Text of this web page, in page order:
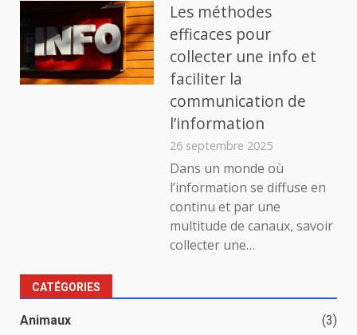
Les méthodes
efficaces pour
collecter une info et
faciliter la
communication de
l’information
26 septembre 2025
Dans un monde où
l’information se diffuse en
continu et par une
multitude de canaux, savoir
collecter une…
CATÉGORIES
Animaux (3)